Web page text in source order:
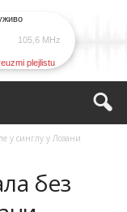
105,6 MHz
у синглу у Лозани
без